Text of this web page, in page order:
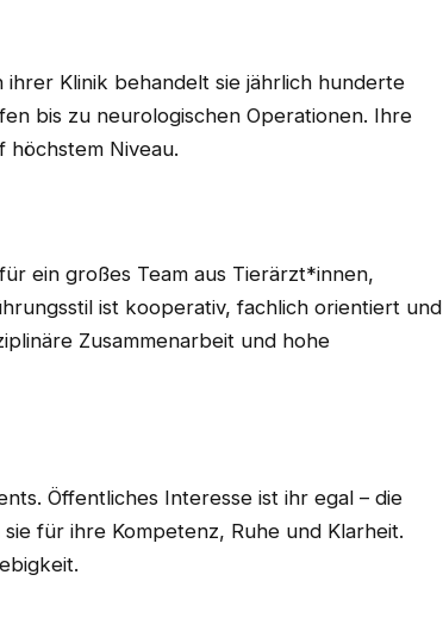
Klinik behandelt sie jährlich hunderte
bis zu neurologischen Operationen. Ihre
höchstem Niveau.
ein großes Team aus Tierärzt*innen,
ist kooperativ, fachlich orientiert und
Zusammenarbeit und hohe
Öffentliches Interesse ist ihr egal – die
für ihre Kompetenz, Ruhe und Klarheit.